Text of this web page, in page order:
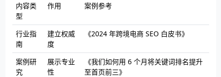
内容类
型
作用 案例参考
行业指
南
建立权威
度
《2024 年跨境电商 SEO 白皮书》
案例研
究
展示专业
性
《我们如何用 6 个月将关键词排名提升
至首页前三》